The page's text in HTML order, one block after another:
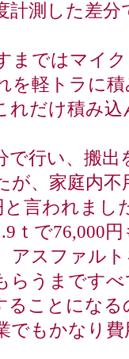
計測した差分
まではマイ
を軽トラに積
れだけ積み込
で行い、搬出
が、家庭内不
言われまし
ｔで76,000円
アスファル
らうまです
ることになる
でもかなり費